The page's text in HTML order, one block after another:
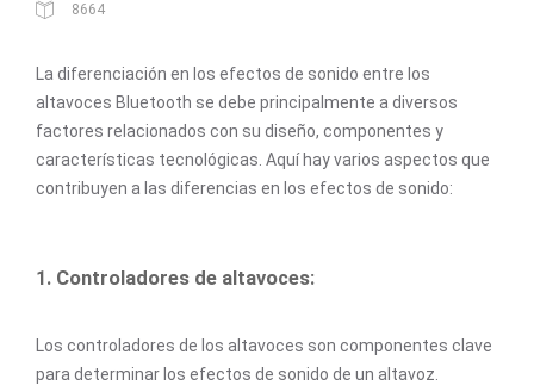
8664
La diferenciación en los efectos de sonido entre los
altavoces Bluetooth se debe principalmente a diversos
factores relacionados con su diseño, componentes y
características tecnológicas. Aquí hay varios aspectos que
contribuyen a las diferencias en los efectos de sonido:
1. Controladores de altavoces:
Los controladores de los altavoces son componentes clave
para determinar los efectos de sonido de un altavoz.